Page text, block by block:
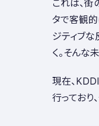
タで客観的
ジティブ
く。そんな
現在、
行っており